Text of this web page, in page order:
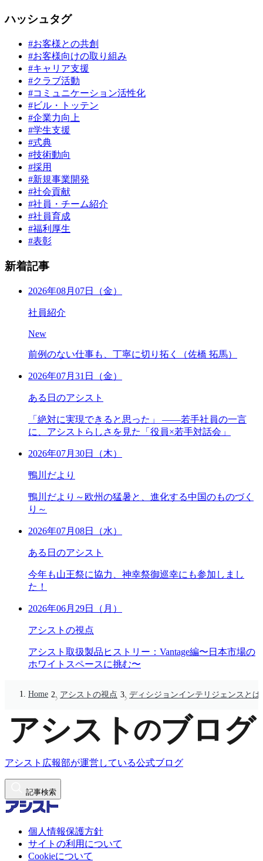
ハッシュタグ
#お客様との共創
#お客様向けの取り組み
#キャリア支援
#クラブ活動
#コミュニケーション活性化
#ビル・トッテン
#企業力向上
#学生支援
#式典
#技術動向
#採用
#新規事業開発
#社会貢献
#社員・チーム紹介
#社員育成
#福利厚生
#表彰
新着記事
2026年08月07日（金）
社員紹介
New
前例のない仕事も、丁寧に切り拓く（佐橋 拓馬）
2026年07月31日（金）
ある日のアシスト
「絶対に実現できると思った」 ――若手社員の一言
に、アシストらしさを見た「役員×若手対話会」
2026年07月30日（木）
鴨川だより
鴨川だより～欧州の猛暑と、進化する中国のものづく
り～
2026年07月08日（水）
ある日のアシスト
今年も山王祭に協力、神幸祭御巡幸にも参加しまし
た！
2026年06月29日（月）
アシストの視点
アシスト取扱製品ヒストリー：Vantage編〜日本市場の
ホワイトスペースに挑む〜
Home アシストの視点 ディシジョンインテリジェンスと
アシスト広報部が運営している公式ブログ
記事検索
個人情報保護方針
サイトの利用について
Cookieについて